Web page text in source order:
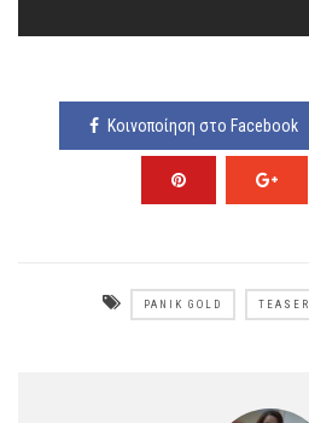
Κοινοποίηση στο Facebook
PANIK GOLD TEASER